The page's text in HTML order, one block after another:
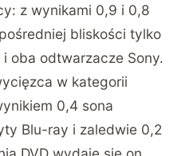
z wynikami 0,9 i 0,8
bliskości tylko
oba odtwarzacze Sony.
w kategorii
0,4 sona
Blu-ray i zaledwie 0,2